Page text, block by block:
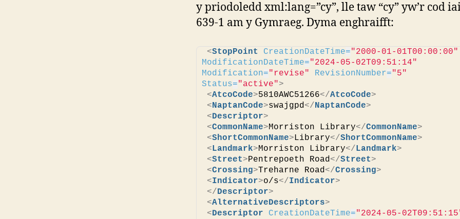
y priodoledd xml:lang=”cy”, lle taw “cy” yw’r cod
639-1 am y Gymraeg. Dyma enghraifft:
<StopPoint CreationDateTime="2000-01-01T00:00:00"
ModificationDateTime="2024-05-02T09:51:14"
Modification="revise" RevisionNumber="5"
Status="active">
<AtcoCode>5810AWC51266</AtcoCode>
<NaptanCode>swajgpd</NaptanCode>
<Descriptor>
<CommonName>Morriston Library</CommonName>
<ShortCommonName>Library</ShortCommonName>
<Landmark>Morriston Library</Landmark>
<Street>Pentrepoeth Road</Street>
<Crossing>Treharne Road</Crossing>
<Indicator>o/s</Indicator>
</Descriptor>
<AlternativeDescriptors>
<Descriptor CreationDateTime="2024-05-